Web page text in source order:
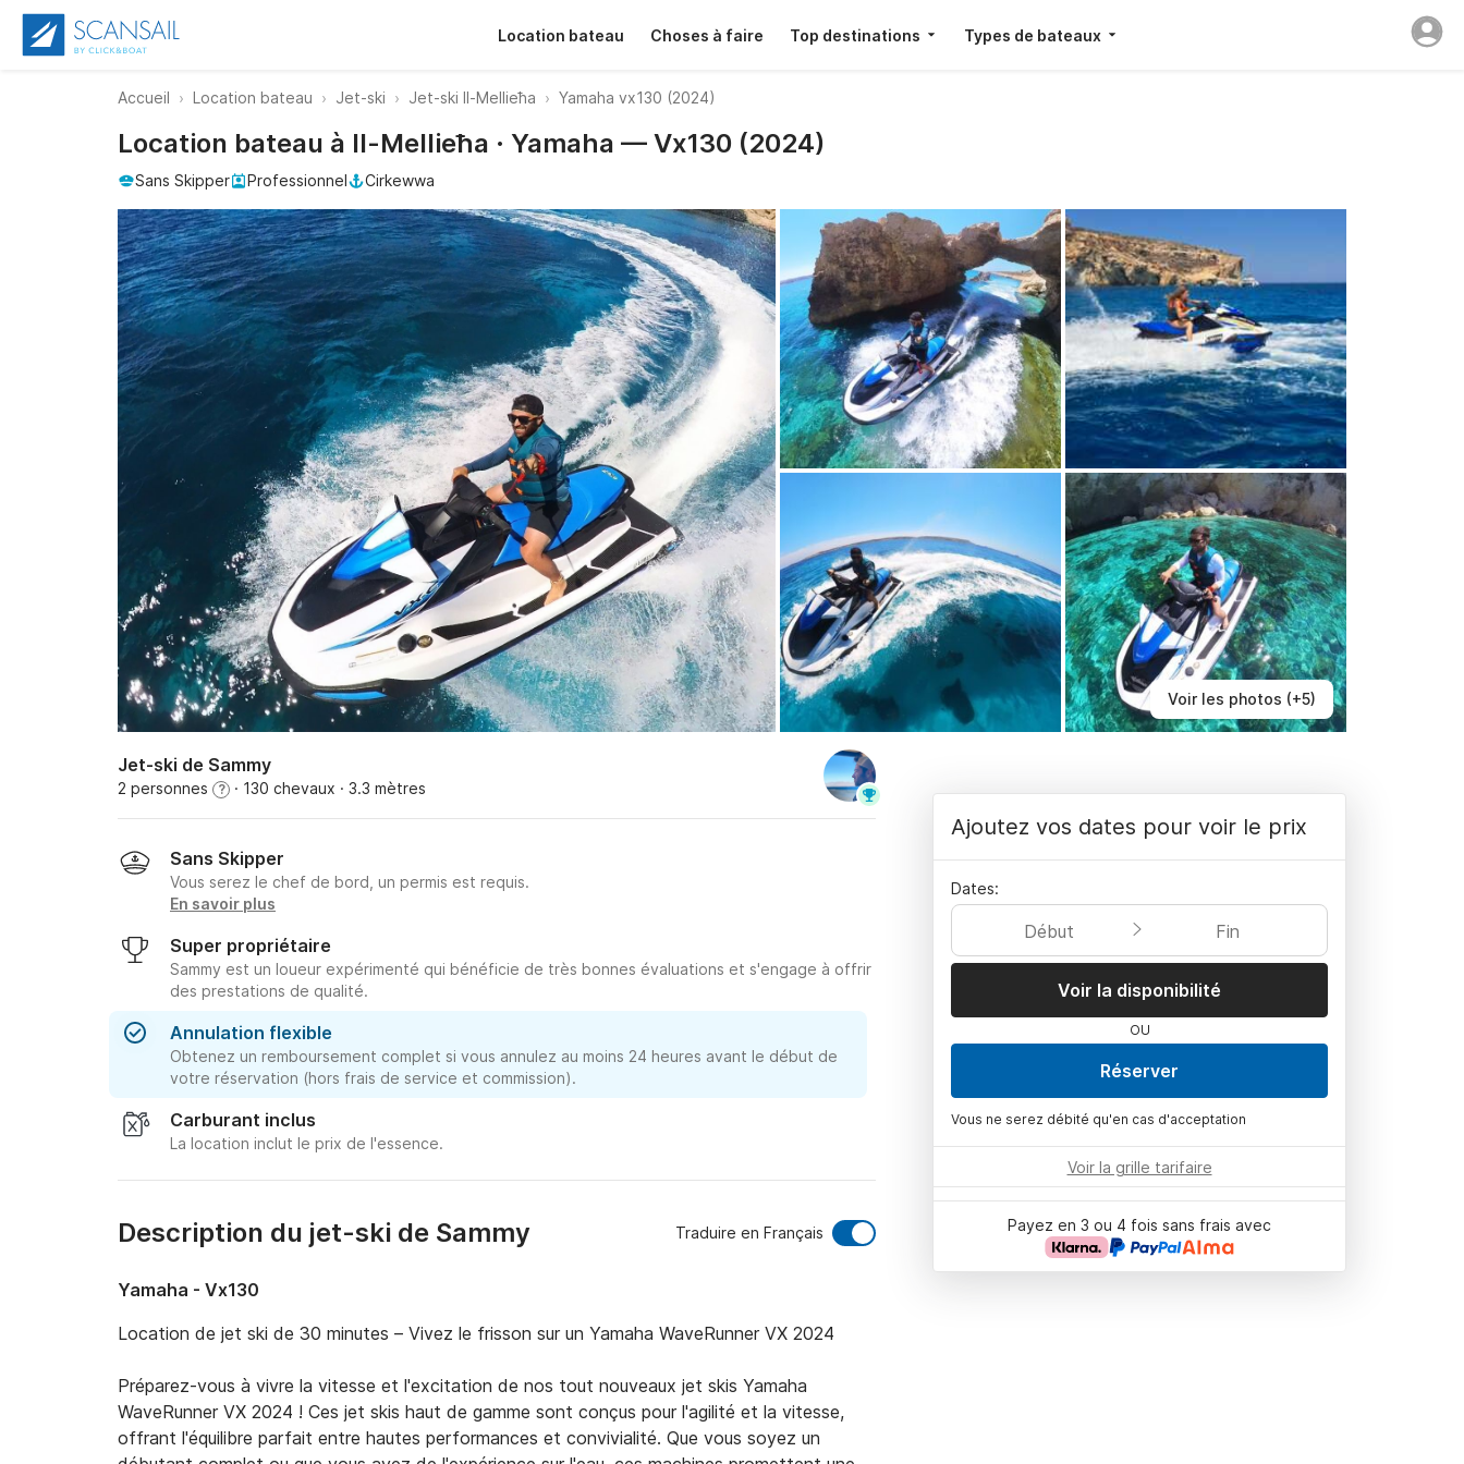
Location bateau Choses à faire Top destinations Types de bateaux
Accueil Location bateau Jet-ski Jet-ski Il-Mellieħa Yamaha vx130 (2024)
Voir les photos (+5)
Location bateau à Il-Mellieħa · Yamaha — Vx130 (2024)
Sans Skipper Professionnel Cirkewwa
Jet-ski de Sammy
2 personnes ? · 130 chevaux · 3.3 mètres
Sans Skipper
Vous serez le chef de bord, un permis est requis.
En savoir plus
Super propriétaire
Sammy est un loueur expérimenté qui bénéficie de très bonnes évaluations et s'engage à offrir
des prestations de qualité.
Annulation flexible
Obtenez un remboursement complet si vous annulez au moins 24 heures avant le début de
votre réservation (hors frais de service et commission).
Carburant inclus
La location inclut le prix de l'essence.
Description du jet-ski de Sammy Traduire en Français
Yamaha - Vx130
Location de jet ski de 30 minutes – Vivez le frisson sur un Yamaha WaveRunner VX 2024
Préparez-vous à vivre la vitesse et l'excitation de nos tout nouveaux jet skis Yamaha
WaveRunner VX 2024 ! Ces jet skis haut de gamme sont conçus pour l'agilité et la vitesse,
offrant l'équilibre parfait entre hautes performances et convivialité. Que vous soyez un
Ajoutez vos dates pour voir le prix
Dates:
Début Fin
Voir la disponibilité
OU
Réserver
Vous ne serez débité qu'en cas d'acceptation
Voir la grille tarifaire
Payez en 3 ou 4 fois sans frais avec